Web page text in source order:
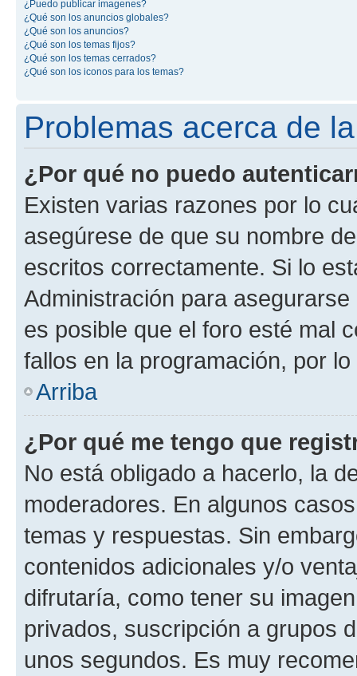
¿Puedo publicar imagenes?
¿Qué son los anuncios globales?
¿Qué son los anuncios?
¿Qué son los temas fijos?
¿Qué son los temas cerrados?
¿Qué son los iconos para los temas?
Problemas acerca de
¿Por qué no puedo
Existen varias razones por lo
asegúrese de que su nombre
escritos correctamente. Si lo
Administración para
es posible que el foro esté mal
fallos en la programación, por
Arriba
¿Por qué me tengo que
No está obligado a hacerlo, la
moderadores. En algunos
temas y respuestas. Sin
contenidos adicionales y/o
difrutaría, como tener su
privados, suscripción a grupos
unos segundos. Es muy